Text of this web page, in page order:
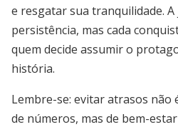
e resgatar sua tranquilidade.
persistência, mas cada
quem decide assumir o
história.
Lembre-se: evitar atrasos não
de números, mas de bem-